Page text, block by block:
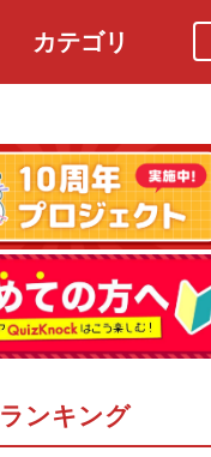
カテゴリ
ランキング